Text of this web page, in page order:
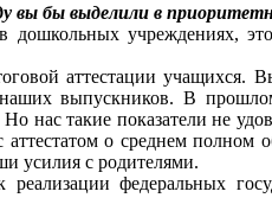
вы бы выделили в
учреждениях,
аттестации
выпускников. В
нас такие показатели не
о среднем полном
усилия с родителями.
федеральных